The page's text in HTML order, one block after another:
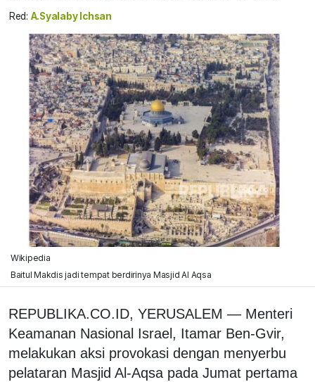
Red: A.Syalaby Ichsan
Wikipedia
Baitul Makdis jadi tempat berdirinya Masjid Al Aqsa
REPUBLIKA.CO.ID, YERUSALEM — Menteri
Keamanan Nasional Israel, Itamar Ben-Gvir,
melakukan aksi provokasi dengan menyerbu
pelataran Masjid Al-Aqsa pada Jumat pertama